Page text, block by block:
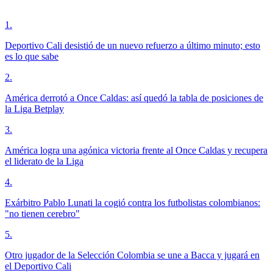
1 .
Deportivo Cali desistió de un nuevo refuerzo a último minuto; esto
es lo que sabe
2.
América derrotó a Once Caldas: así quedó la tabla de posiciones de
la Liga Betplay
3.
América logra una agónica victoria frente al Once Caldas y recupera
el liderato de la Liga
4.
Exárbitro Pablo Lunati la cogió contra los futbolistas colombianos:
"no tienen cerebro"
5.
Otro jugador de la Selección Colombia se une a Bacca y jugará en
el Deportivo Cali